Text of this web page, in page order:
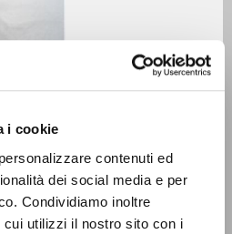
i cookie
contenuti ed
dei social media e per
Condividiamo inoltre
utilizzi il nostro sito con i